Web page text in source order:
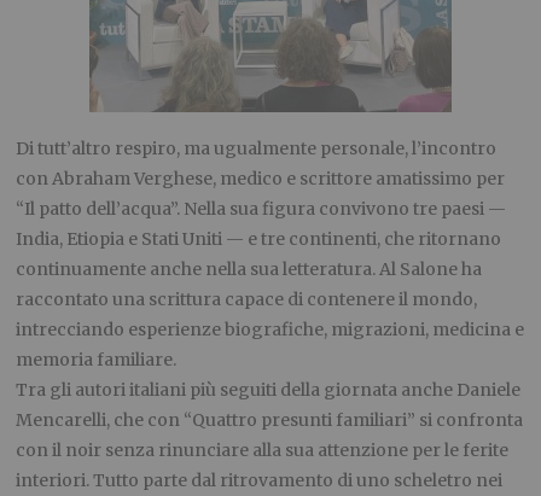
Di tutt’altro respiro, ma ugualmente personale, l’incontro
con Abraham Verghese, medico e scrittore amatissimo per
“Il patto dell’acqua”. Nella sua figura convivono tre paesi —
India, Etiopia e Stati Uniti — e tre continenti, che ritornano
continuamente anche nella sua letteratura. Al Salone ha
raccontato una scrittura capace di contenere il mondo,
intrecciando esperienze biografiche, migrazioni, medicina e
memoria familiare.
Tra gli autori italiani più seguiti della giornata anche Daniele
Mencarelli, che con “Quattro presunti familiari” si confronta
con il noir senza rinunciare alla sua attenzione per le ferite
interiori. Tutto parte dal ritrovamento di uno scheletro nei